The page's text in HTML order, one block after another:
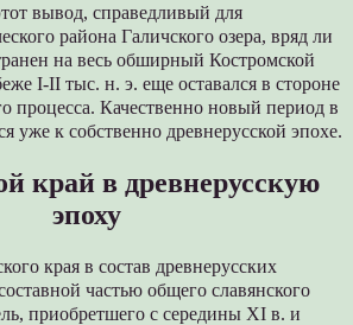
вывод, справедливый для
района Галичского озера, вряд ли
на весь обширный Костромской
I-II тыс. н. э. еще оставался в стороне
процесса. Качественно новый период в
уже к собственно древнерусской эпохе.
край в древнерусскую
эпоху
края в состав древнерусских
частью общего славянского
приобретшего с середины XI в. и